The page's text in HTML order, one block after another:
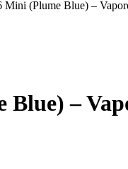
Mini (Plume Blue) –
–